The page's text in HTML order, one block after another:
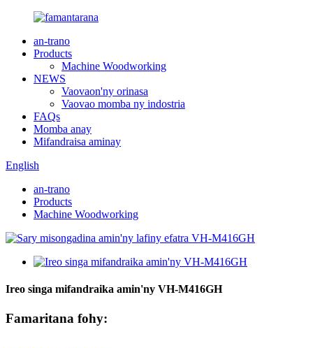
an-trano
Products
Machine Woodworking
NEWS
Vaovaon'ny orinasa
Vaovao momba ny indostria
FAQs
Momba anay
Mifandraisa aminay
English
an-trano
Products
Machine Woodworking
Ireo singa mifandraika amin'ny VH-M416GH
Famaritana fohy: